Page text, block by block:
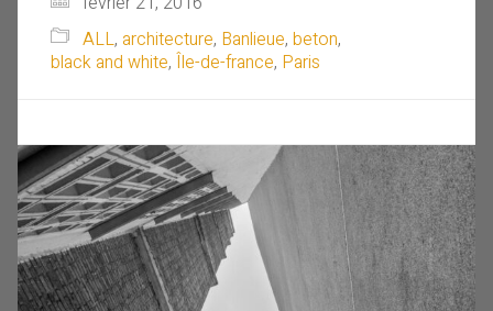
ALL, architecture, Banlieue, beton,
black and white, Île-de-france, Paris